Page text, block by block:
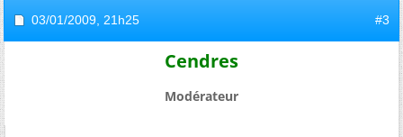
03/01/2009, 21h25 #3
Cendres
Modérateur